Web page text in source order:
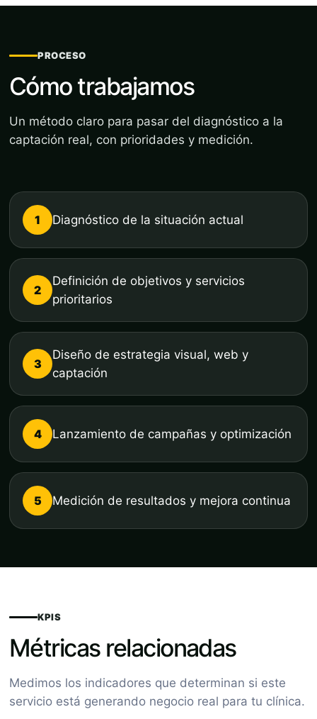
PROCESO
Cómo trabajamos
Un método claro para pasar del diagnóstico a la
captación real, con prioridades y medición.
1 Diagnóstico de la situación actual
2
Definición de objetivos y servicios
prioritarios
3
Diseño de estrategia visual, web y
captación
4 Lanzamiento de campañas y optimización
5 Medición de resultados y mejora continua
KPIS
Métricas relacionadas
Medimos los indicadores que determinan si este
servicio está generando negocio real para tu clínica.